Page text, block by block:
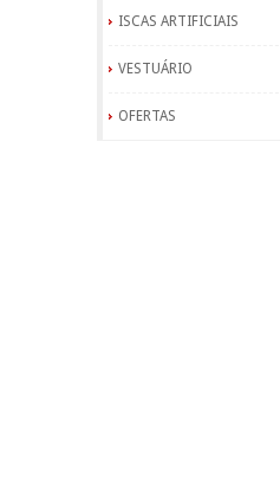
ISCAS ARTIFICIAIS
VESTUÁRIO
OFERTAS